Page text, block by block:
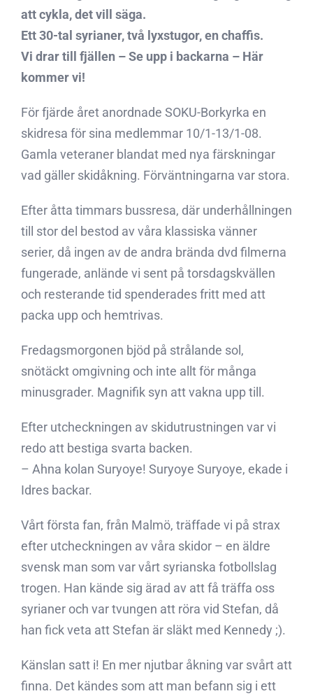
att cykla, det vill säga.
Ett 30-tal syrianer, två lyxstugor, en chaffis.
Vi drar till fjällen – Se upp i backarna – Här
kommer vi!
För fjärde året anordnade SOKU-Borkyrka en
skidresa för sina medlemmar 10/1-13/1-08.
Gamla veteraner blandat med nya färskningar
vad gäller skidåkning. Förväntningarna var stora.
Efter åtta timmars bussresa, där underhållningen
till stor del bestod av våra klassiska vänner
serier, då ingen av de andra brända dvd filmerna
fungerade, anlände vi sent på torsdagskvällen
och resterande tid spenderades fritt med att
packa upp och hemtrivas.
Fredagsmorgonen bjöd på strålande sol,
snötäckt omgivning och inte allt för många
minusgrader. Magnifik syn att vakna upp till.
Efter utcheckningen av skidutrustningen var vi
redo att bestiga svarta backen.
– Ahna kolan Suryoye! Suryoye Suryoye, ekade i
Idres backar.
Vårt första fan, från Malmö, träffade vi på strax
efter utcheckningen av våra skidor – en äldre
svensk man som var vårt syrianska fotbollslag
trogen. Han kände sig ärad av att få träffa oss
syrianer och var tvungen att röra vid Stefan, då
han fick veta att Stefan är släkt med Kennedy ;).
Känslan satt i! En mer njutbar åkning var svårt att
finna. Det kändes som att man befann sig i ett